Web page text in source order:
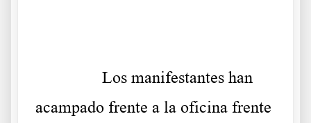
Los manifestantes han
acampado frente a la oficina frente